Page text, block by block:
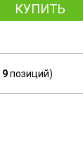
КУПИТЬ
9позиций)